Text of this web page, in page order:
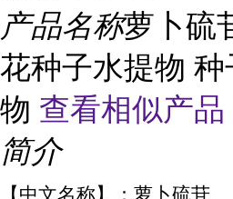
产品名称萝卜硫
花种子水提物
物 查看相似产
简介
【中文名称】：萝卜硫苷